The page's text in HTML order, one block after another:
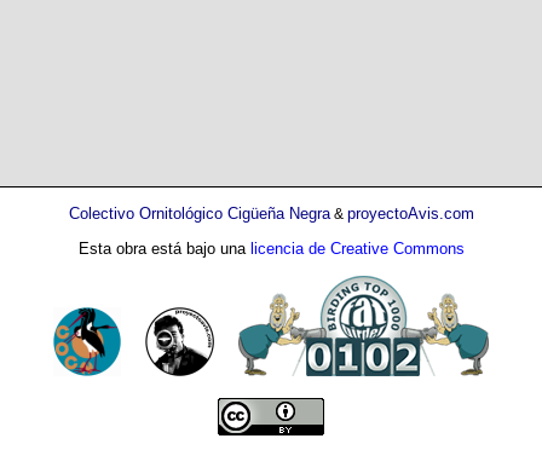
Colectivo Ornitológico Cigüeña Negra& proyectoAvis.com
Esta obra está bajo una licencia de Creative Commons